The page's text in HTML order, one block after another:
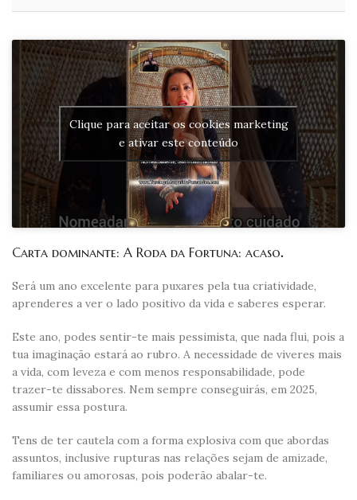
Clique para aceitar os cookies marketing
e ativar este conteúdo
Carta dominante: A Roda da Fortuna: acaso.
Será um ano excelente para puxares pela tua criatividade,
aprenderes a ver o lado positivo da vida e saberes esperar.
Este ano, podes sentir-te mais pessimista, que nada flui, pois a
tua imaginação estará ao rubro. A necessidade de viveres mais
a vida, com leveza e com menos responsabilidade, pode
trazer-te dissabores. Nem sempre conseguirás, em 2025,
assumir essa postura.
Tens de ter cautela com a forma explosiva com que abordas
assuntos, inclusive rupturas nas relações sejam de amizade,
familiares ou amorosas, pois poderão abalar-te.